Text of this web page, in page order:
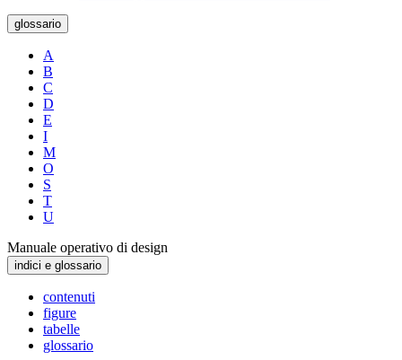
glossario
A
B
C
D
E
I
M
O
S
T
U
Manuale operativo di design
indici e glossario
contenuti
figure
tabelle
glossario